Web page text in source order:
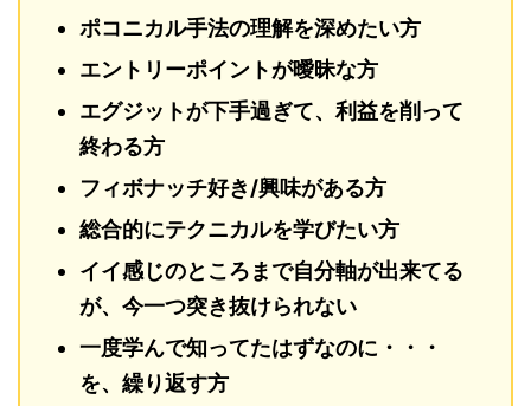
ポコニカル手法の理解を深めたい方
エントリーポイントが曖昧な方
エグジットが下手過ぎて、利益を削って
終わる方
フィボナッチ好き/興味がある方
総合的にテクニカルを学びたい方
イイ感じのところまで自分軸が出来てる
が、今一つ突き抜けられない
一度学んで知ってたはずなのに・・・
を、繰り返す方